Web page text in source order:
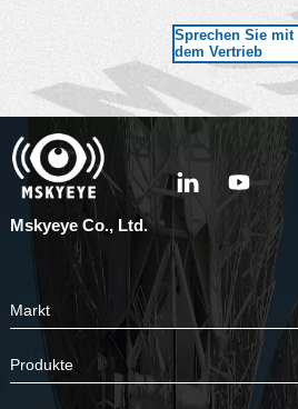
Sprechen Sie mit
dem Vertrieb
Mskyeye Co., Ltd.
Markt
Produkte